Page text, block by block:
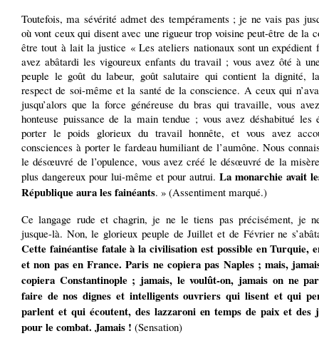
Toutefois, ma sévérité admet des tempéraments ; je ne vais pas
où vont ceux qui disent avec une rigueur trop voisine peut-être de la
être tout à lait la justice « Les ateliers nationaux sont un expédient
avez abâtardi les vigoureux enfants du travail ; vous avez ôté à
peuple le goût du labeur, goût salutaire qui contient la dignité,
respect de soi-même et la santé de la conscience. A ceux qui
jusqu’alors que la force généreuse du bras qui travaille, vous
honteuse puissance de la main tendue ; vous avez déshabitué les
porter le poids glorieux du travail honnête, et vous avez
consciences à porter le fardeau humiliant de l’aumône. Nous
le désœuvré de l’opulence, vous avez créé le désœuvré de la
plus dangereux pour lui-même et pour autrui.La monarchie avait
République aura les fainéants. » (Assentiment marqué.)
Ce langage rude et chagrin, je ne le tiens pas précisément, je
jusque-là. Non, le glorieux peuple de Juillet et de Février ne
Cette fainéantise fatale à la civilisation est possible en Turquie,
et non pas en France. Paris ne copiera pas Naples ; mais,
copiera Constantinople ; jamais, le voulût-on, jamais on ne
faire de nos dignes et intelligents ouvriers qui lisent et qui
parlent et qui écoutent, des lazzaroni en temps de paix et des
pour le combat. Jamais ! (Sensation)